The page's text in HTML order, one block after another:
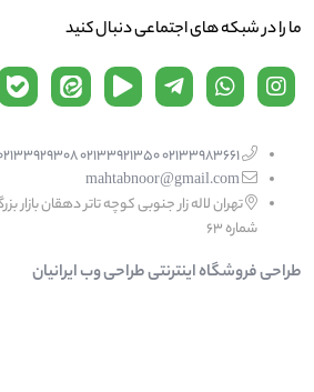
ما را در شبكه های اجتماعی دنبال کنید
02133983661 02133921350 02133929308 02128427755
mahtabnoor@gmail.com
شماره 63
طراحی فروشگاه اینترنتیطراحی وب ایرانیان